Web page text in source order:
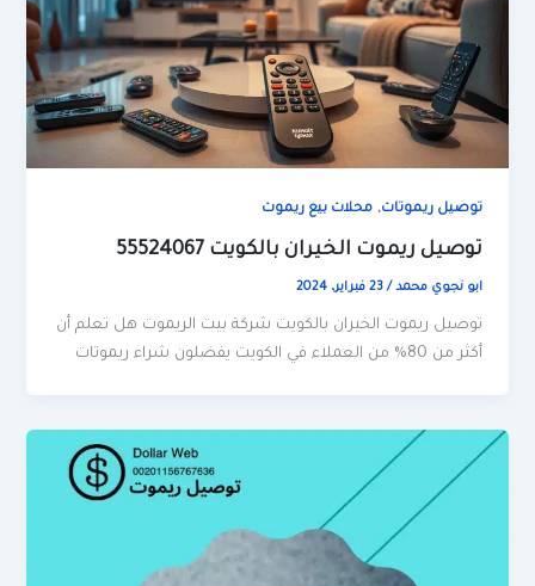
توصيل ريموتات,محلات بيع ريموت
توصيل ريموت الخيران بالكويت 55524067
ابو نجوي محمد/23 فبراير، 2024
توصيل ريموت الخيران بالكويت شركة بيت الريموت هل تعلم أن
أكثر من 80% من العملاء في الكويت يفضلون شراء ريموتات